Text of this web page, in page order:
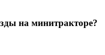
на минитракторе?